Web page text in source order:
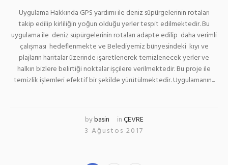
Uygulama Hakkında GPS yardımı ile deniz süpürgelerinin rotaları
takip edilip kirliliğin yoğun olduğu yerler tespit edilmektedir. Bu
uygulama ile deniz süpürgelerinin rotaları adapte edilip daha verimli
çalışması hedeflenmekte ve Belediyemiz bünyesindeki kıyı ve
plajların haritalar üzerinde işaretlenerek temizlenecek yerler ve
halkın bizlere belirtiği noktalar işçilere verilmektedir. Bu proje ile
temizlik işlemleri efektif bir şekilde yürütülmektedir. Uygulamanın...
bybasin inÇEVRE
3 Ağustos 2017